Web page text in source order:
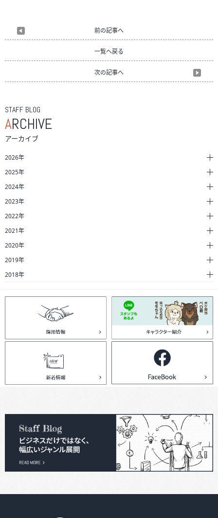
前の記事へ
一覧へ戻る
次の記事へ
STAFF BLOG
ARCHIVE
アーカイブ
2026年
2025年
2024年
2023年
2022年
2021年
2020年
2019年
2018年